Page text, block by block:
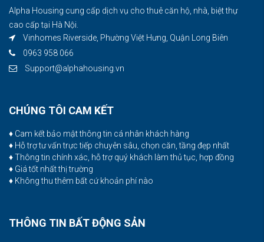
Alpha Housing cung cấp dịch vụ cho thuê căn hộ, nhà, biệt thự
cao cấp tại Hà Nội.
Vinhomes Riverside, Phường Việt Hưng, Quận Long Biên
0963 958 066
Support@alphahousing.vn
CHÚNG TÔI CAM KẾT
♦ Cam kết bảo mật thông tin cá nhân khách hàng
♦ Hỗ trợ tư vấn trực tiếp chuyên sâu, chọn căn, tầng đẹp nhất
♦ Thông tin chính xác, hỗ trợ quý khách làm thủ tục, hợp đồng
♦ Giá tốt nhất thị trường
♦ Không thu thêm bất cứ khoản phí nào
THÔNG TIN BẤT ĐỘNG SẢN